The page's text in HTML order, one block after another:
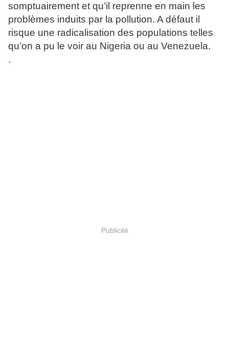
somptuairement et qu’il reprenne en main les
problèmes induits par la pollution. A défaut il
risque une radicalisation des populations telles
qu’on a pu le voir au Nigeria ou au Venezuela.
.
Publicité